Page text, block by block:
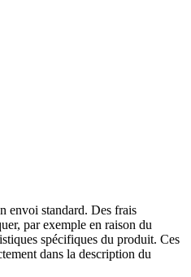
envoi standard. Des frais
par exemple en raison du
spécifiques du produit. Ces
dans la description du